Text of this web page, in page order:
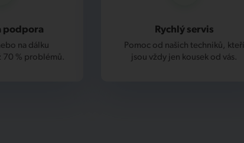
podpora
na dálku
70 % problémů.
Rychlý servis
Pomoc od našich techniků, kteří
jsou vždy jen kousek od vás.